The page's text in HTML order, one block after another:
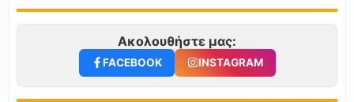
Ακολουθήστε μας:
FACEBOOK INSTAGRAM